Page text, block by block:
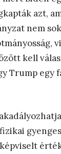
azt,
nem
kell
Trump egy